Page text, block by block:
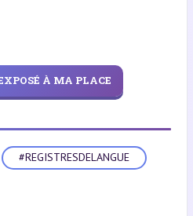
À MA PLACE
#REGISTRESDELANGUE